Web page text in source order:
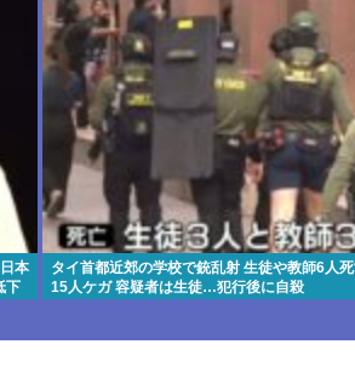
本
下
タイ首都近郊の学校で銃乱射 生徒や教師6人死
15人ケガ 容疑者は生徒…犯行後に自殺